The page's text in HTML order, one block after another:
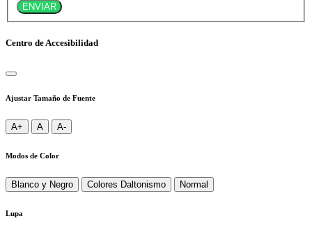
ENVIAR
Centro de Accesibilidad
Ajustar Tamaño de Fuente
A+ A A-
Modos de Color
Blanco y Negro Colores Daltonismo Normal
Lupa